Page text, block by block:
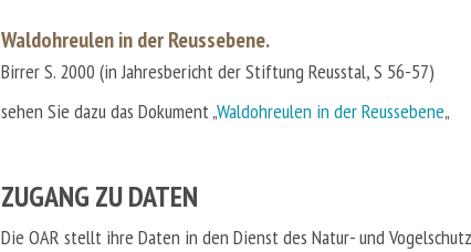
Waldohreulen in der Reussebene.
Birrer S. 2000 (in Jahresbericht der Stiftung Reusstal, S 56-57)
sehen Sie dazu das Dokument „Waldohreulen in der Reussebene„
ZUGANG ZU DATEN
Die OAR stellt ihre Daten in den Dienst des Natur- und